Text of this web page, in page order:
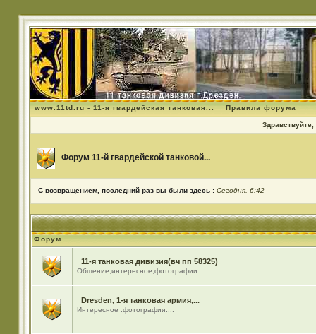
www.11td.ru - 11-я гвардейская танковая... Правила форума
Здравствуйте,
Форум 11-й гвардейской танковой...
С возвращением, последний раз вы были здесь : Сегодня, 6:42
Форум
11-я танковая дивизия(вч пп 58325)
Общение,интересное,фотографии
Dresden, 1-я танковая армия,...
Интересное .фотографии....